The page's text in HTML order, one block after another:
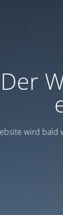
Der
wird bald